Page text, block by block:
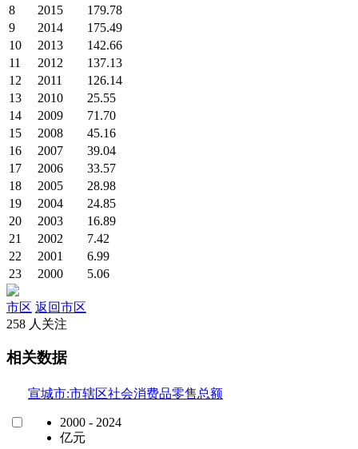
8
2015
179.78
9
2014
175.49
10
2013
142.66
11
2012
137.13
12
2011
126.14
13
2010
25.55
14
2009
71.70
15
2008
45.16
16
2007
39.04
17
2006
33.57
18
2005
28.98
19
2004
24.85
20
2003
16.89
21
2002
7.42
22
2001
6.99
23
2000 5.06
市区 返回市区
258 人关注
相关数据
宣城市:市辖区社会消费品零售总额
2000 - 2024
亿元